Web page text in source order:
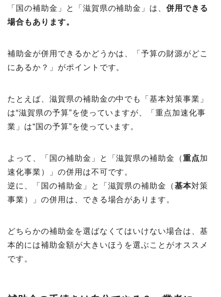
「国の補助金」と「滋賀県の補助金」は、併用できる
場合もあります。
補助金が併用できるかどうかは、「予算の財源がどこ
にあるか？」がポイントです。
たとえば、滋賀県の補助金の中でも「基本対策事業」
は“滋賀県の予算”を使っていますが、「重点加速化事
業」は“国の予算”を使っています。
よって、「国の補助金」と「滋賀県の補助金（重点加
速化事業）」の併用は不可です。
逆に、「国の補助金」と「滋賀県の補助金（基本対策
事業）」の併用は、できる場合があります。
どちらかの補助金を選ばなくてはいけない場合は、基
本的には補助金額が大きいほうを選ぶことがオススメ
です。